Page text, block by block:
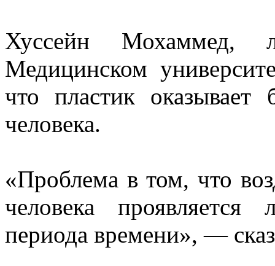
Хуссейн Мохаммед,
Медицинском
что пластик оказывает
человека.
«Проблема в том, что
человека
периода времени», —